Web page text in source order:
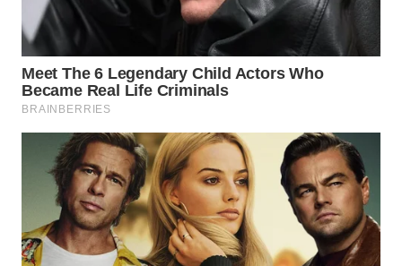
WN
LABUANBAJO
WN
BORNEO
WAHANA
NEWS